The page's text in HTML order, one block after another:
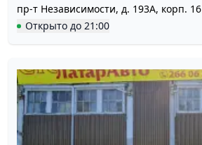
пр-т Независимости, д. 193А, корп. 16
Открыто до 21:00